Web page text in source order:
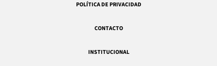
POLÍTICA DE PRIVACIDAD
CONTACTO
INSTITUCIONAL